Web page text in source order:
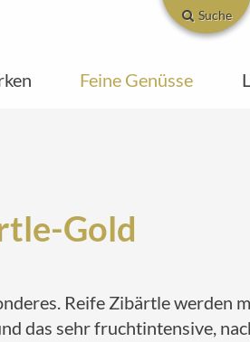
Suche
Feine Genüsse
Gold
Reife Zibärtle werden
das sehr fruchtintensive,